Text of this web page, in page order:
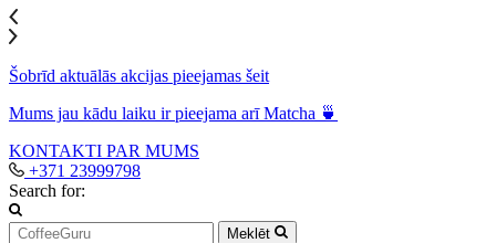
Šobrīd aktuālās akcijas pieejamas šeit
Mums jau kādu laiku ir pieejama arī Matcha 🍵
KONTAKTI PAR MUMS
+371 23999798
Search for:
Meklēt